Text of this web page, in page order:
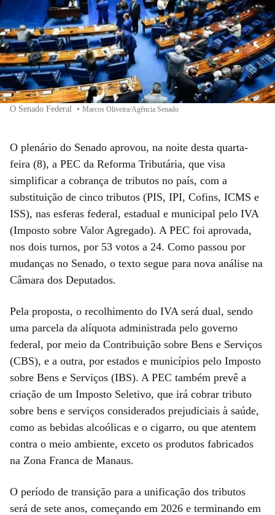
O Senado Federal • Marcos Oliveira/Agência Senado
O plenário do Senado aprovou, na noite desta quarta-
feira (8), a PEC da Reforma Tributária, que visa
simplificar a cobrança de tributos no país, com a
substituição de cinco tributos (PIS, IPI, Cofins, ICMS e
ISS), nas esferas federal, estadual e municipal pelo IVA
(Imposto sobre Valor Agregado). A PEC foi aprovada,
nos dois turnos, por 53 votos a 24. Como passou por
mudanças no Senado, o texto segue para nova análise na
Câmara dos Deputados.
Pela proposta, o recolhimento do IVA será dual, sendo
uma parcela da alíquota administrada pelo governo
federal, por meio da Contribuição sobre Bens e Serviços
(CBS), e a outra, por estados e municípios pelo Imposto
sobre Bens e Serviços (IBS). A PEC também prevê a
criação de um Imposto Seletivo, que irá cobrar tributo
sobre bens e serviços considerados prejudiciais à saúde,
como as bebidas alcoólicas e o cigarro, ou que atentem
contra o meio ambiente, exceto os produtos fabricados
na Zona Franca de Manaus.
O período de transição para a unificação dos tributos
será de sete anos, começando em 2026 e terminando em